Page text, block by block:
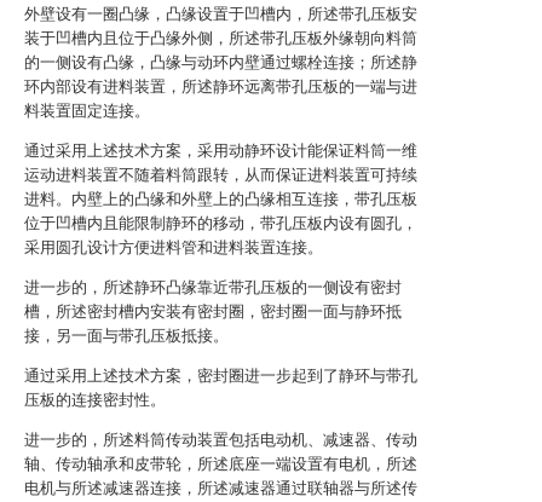
外壁设有一圈凸缘，凸缘设置于凹槽内，所述带孔压板安
装于凹槽内且位于凸缘外侧，所述带孔压板外缘朝向料筒
的一侧设有凸缘，凸缘与动环内壁通过螺栓连接；所述静
环内部设有进料装置，所述静环远离带孔压板的一端与进
料装置固定连接。
通过采用上述技术方案，采用动静环设计能保证料筒一维
运动进料装置不随着料筒跟转，从而保证进料装置可持续
进料。内壁上的凸缘和外壁上的凸缘相互连接，带孔压板
位于凹槽内且能限制静环的移动，带孔压板内设有圆孔，
采用圆孔设计方便进料管和进料装置连接。
进一步的，所述静环凸缘靠近带孔压板的一侧设有密封
槽，所述密封槽内安装有密封圈，密封圈一面与静环抵
接，另一面与带孔压板抵接。
通过采用上述技术方案，密封圈进一步起到了静环与带孔
压板的连接密封性。
进一步的，所述料筒传动装置包括电动机、减速器、传动
轴、传动轴承和皮带轮，所述底座一端设置有电机，所述
电机与所述减速器连接，所述减速器通过联轴器与所述传